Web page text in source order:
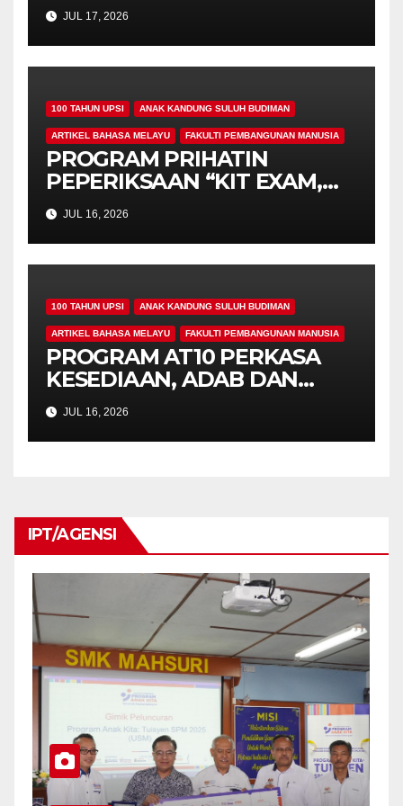
KEROHANIAN,
KEPRIHATINAN DAN
UKHUWAH MAHASISWA
PROGRAM PENDIDIKAN
KHAS
JUL 17, 2026
100 TAHUN UPSI ANAK KANDUNG SULUH BUDIMAN
ARTIKEL BAHASA MELAYU FAKULTI PEMBANGUNAN MANUSIA
PROGRAM PRIHATIN
PEPERIKSAAN “KIT EXAM,
MISI 4.00” SUNTIK
SEMANGAT DAN
KEPRIHATINAN BUAT
MAHASISWA AT10
JUL 16, 2026
100 TAHUN UPSI ANAK KANDUNG SULUH BUDIMAN
ARTIKEL BAHASA MELAYU FAKULTI PEMBANGUNAN MANUSIA
PROGRAM AT10 PERKASA
KESEDIAAN, ADAB DAN
PROFESIONALISME
MAHASISWA PROGRAM
PENDIDIKAN KHAS
GURU (PG) 2026
JUL 16, 2026
IPT/AGENSI